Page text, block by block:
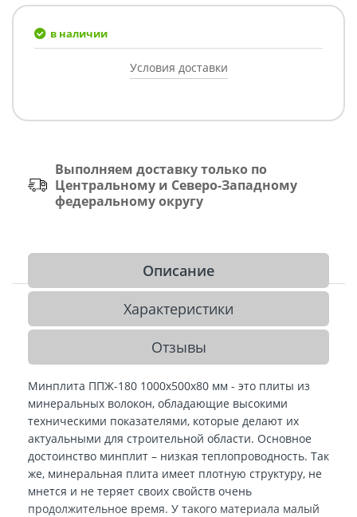
в наличии
Условия доставки
Выполняем доставку только по
Центральному и Северо-Западному
федеральному округу
Описание
Характеристики
Отзывы
Минплита ППЖ-180 1000х500х80 мм - это плиты из
минеральных волокон, обладающие высокими
техническими показателями, которые делают их
актуальными для строительной области. Основное
достоинство минплит – низкая теплопроводность. Так
же, минеральная плита имеет плотную структуру, не
мнется и не теряет своих свойств очень
продолжительное время. У такого материала малый